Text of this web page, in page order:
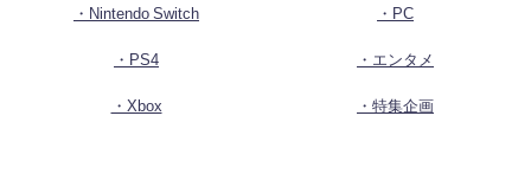
・Nintendo Switch
・PS4
・Xbox
・PC
・エンタメ
・特集企画